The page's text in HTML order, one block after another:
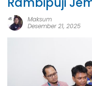
Maksum
Desember 21, 2025